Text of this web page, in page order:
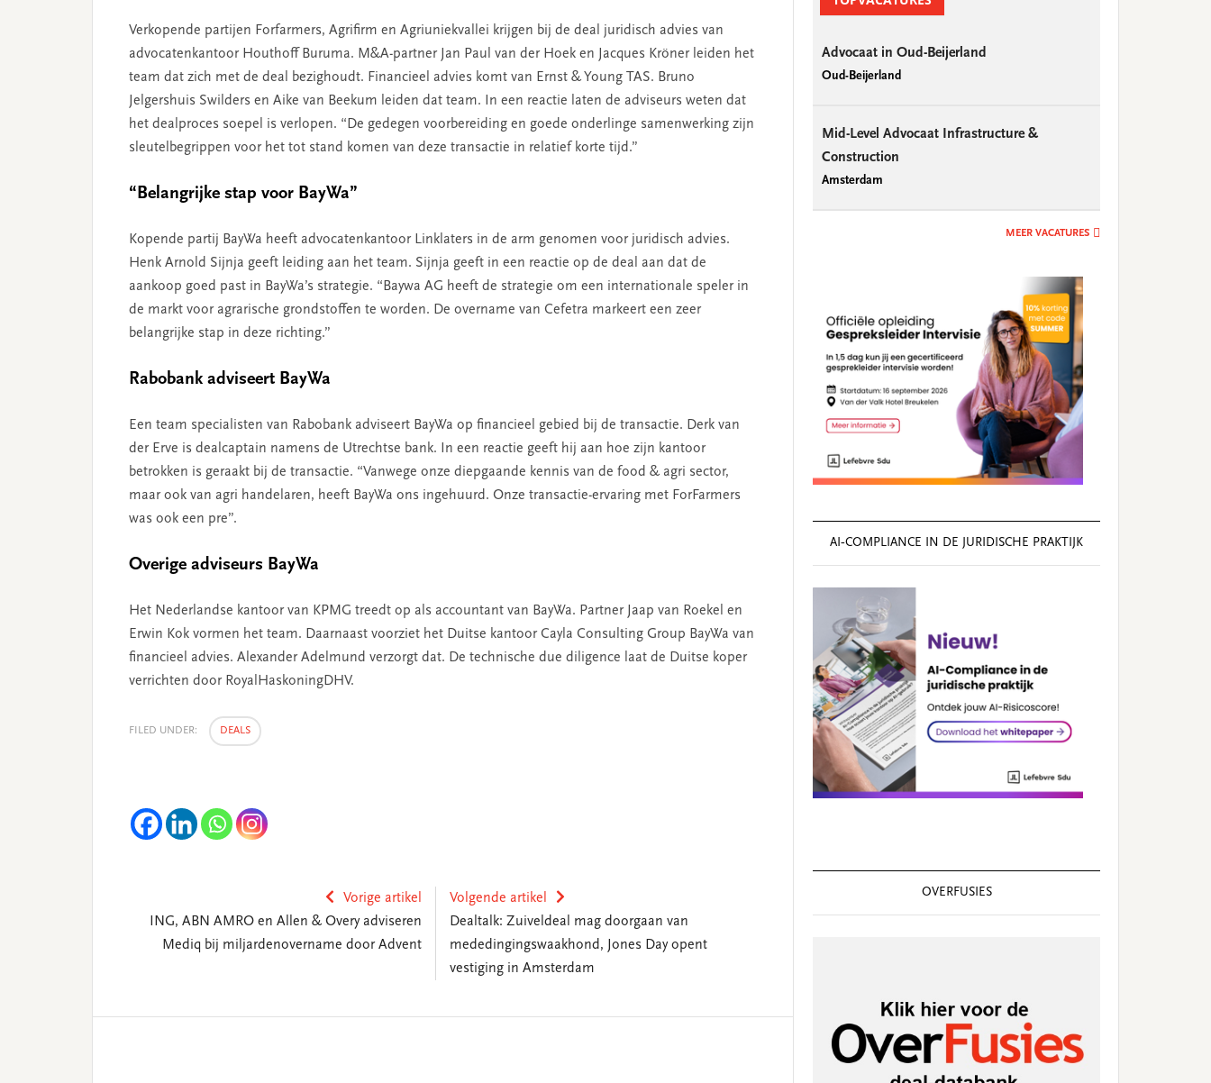
Verkopende partijen Forfarmers, Agrifirm en Agriuniekvallei krijgen bij de deal juridisch advies van
advocatenkantoor Houthoff Buruma. M&A-partner Jan Paul van der Hoek en Jacques Kröner leiden het
team dat zich met de deal bezighoudt. Financieel advies komt van Ernst & Young TAS. Bruno
Jelgershuis Swilders en Aike van Beekum leiden dat team. In een reactie laten de adviseurs weten dat
het dealproces soepel is verlopen. “De gedegen voorbereiding en goede onderlinge samenwerking zijn
sleutelbegrippen voor het tot stand komen van deze transactie in relatief korte tijd.”
“Belangrijke stap voor BayWa”
Kopende partij BayWa heeft advocatenkantoor Linklaters in de arm genomen voor juridisch advies.
Henk Arnold Sijnja geeft leiding aan het team. Sijnja geeft in een reactie op de deal aan dat de
aankoop goed past in BayWa’s strategie. “Baywa AG heeft de strategie om een internationale speler in
de markt voor agrarische grondstoffen te worden. De overname van Cefetra markeert een zeer
belangrijke stap in deze richting.”
Rabobank adviseert BayWa
Een team specialisten van Rabobank adviseert BayWa op financieel gebied bij de transactie. Derk van
der Erve is dealcaptain namens de Utrechtse bank. In een reactie geeft hij aan hoe zijn kantoor
betrokken is geraakt bij de transactie. “Vanwege onze diepgaande kennis van de food & agri sector,
maar ook van agri handelaren, heeft BayWa ons ingehuurd. Onze transactie-ervaring met ForFarmers
was ook een pre”.
Overige adviseurs BayWa
Het Nederlandse kantoor van KPMG treedt op als accountant van BayWa. Partner Jaap van Roekel en
Erwin Kok vormen het team. Daarnaast voorziet het Duitse kantoor Cayla Consulting Group BayWa van
financieel advies. Alexander Adelmund verzorgt dat. De technische due diligence laat de Duitse koper
verrichten door RoyalHaskoningDHV.
FILED UNDER: DEALS
Vorige artikel
ING, ABN AMRO en Allen & Overy adviseren
Mediq bij miljardenovername door Advent
Volgende artikel
Dealtalk: Zuiveldeal mag doorgaan van
mededingingswaakhond, Jones Day opent
vestiging in Amsterdam
Advocaat in Oud-Beijerland
Oud-Beijerland
Mid-Level Advocaat Infrastructure &
Construction
Amsterdam
MEER VACATURES
AI‑COMPLIANCE IN DE JURIDISCHE PRAKTIJK
OVERFUSIES